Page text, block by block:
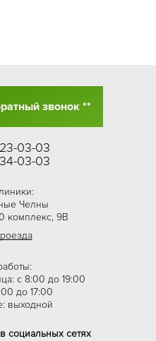
звонок **
03-03
03-03
Челны
комплекс, 9В
с 8:00 до 19:00
до 17:00
выходной
сетях